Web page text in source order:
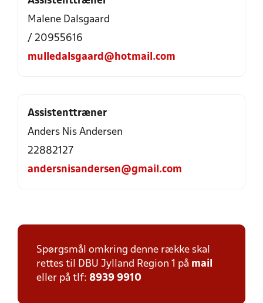
Malene Dalsgaard
/ 20955616
mulledalsgaard@hotmail.com
Assistenttræner
Anders Nis Andersen
22882127
andersnisandersen@gmail.com
Spørgsmål omkring denne række skal
rettes til DBU Jylland Region 1 på mail
eller på tlf: 8939 9910